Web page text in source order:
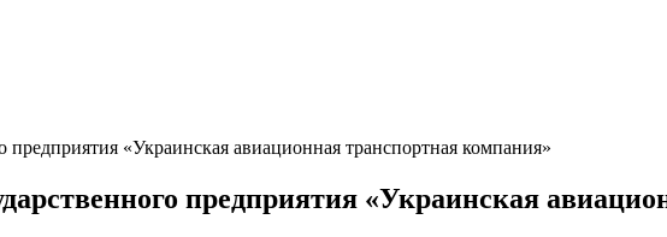
предприятия «Украинская авиационная транспортная компания»
предприятия «Украинская